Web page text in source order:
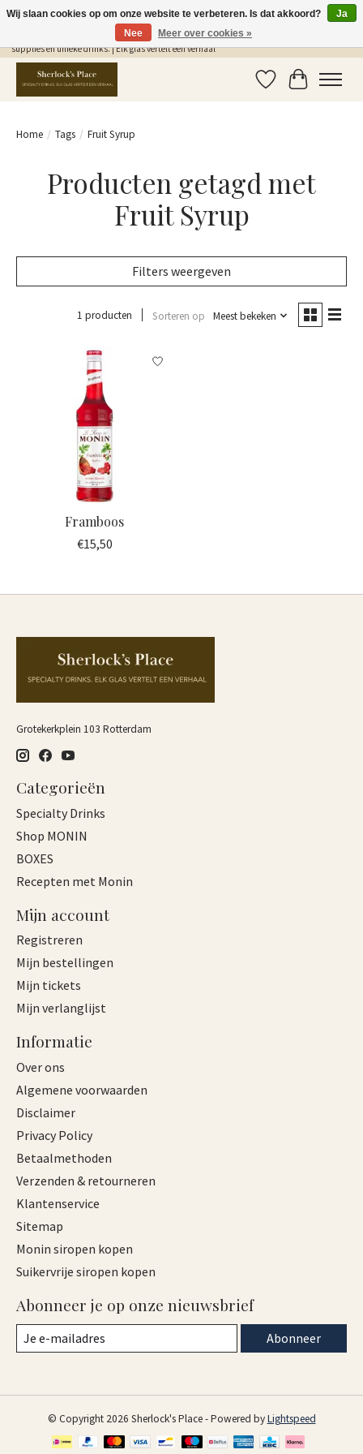
Gratis Verzending in NL vanaf €75,- | Sherlocks Place: dé plek voor MONIN siropen, bar
supplies en unieke drinks. | Elk glas vertelt een verhaal
Verlanglijst
Home / Tags / Fruit Syrup
Producten getagd met
Fruit Syrup
Filters weergeven
1 producten Sorteren op Meest bekeken
Framboos
€15,50
Grotekerkplein 103 Rotterdam
Categorieën
Specialty Drinks
Shop MONIN
BOXES
Recepten met Monin
Mijn account
Registreren
Mijn bestellingen
Mijn tickets
Mijn verlanglijst
Informatie
Over ons
Algemene voorwaarden
Disclaimer
Privacy Policy
Betaalmethoden
Verzenden & retourneren
Klantenservice
Sitemap
Monin siropen kopen
Suikervrije siropen kopen
Abonneer je op onze nieuwsbrief
Abonneer
© Copyright 2026 Sherlock's Place - Powered byLightspeed
Wij slaan cookies op om onze website te verbeteren. Is dat akkoord?
Ja
Nee
Meer over cookies »